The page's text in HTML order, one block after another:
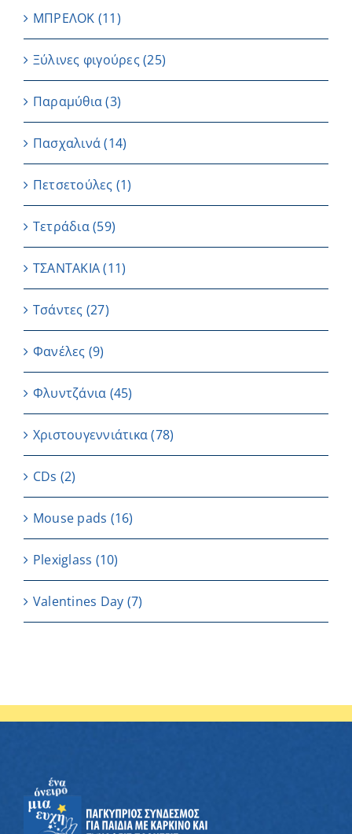
ΜΠΡΕΛΟΚ (11)
Ξύλινες φιγούρες(25)
Παραμύθια (3)
Πασχαλινά (14)
Πετσετούλες (1)
Τετράδια(59)
ΤΣΑΝΤΑΚΙΑ (11)
Τσάντες (27)
Φανέλες (9)
Φλυντζάνια (45)
Χριστουγεννιάτικα(78)
CDs (2)
Μouse pads (16)
Plexiglass (10)
Valentines Day (7)